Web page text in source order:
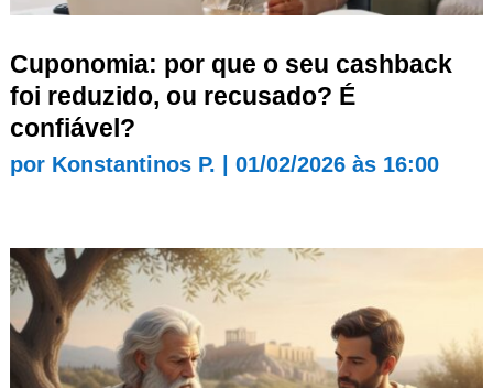
Cuponomia: por que o seu cashback
foi reduzido, ou recusado? É
confiável?
por Konstantinos P. 01/02/2026 às 16:00